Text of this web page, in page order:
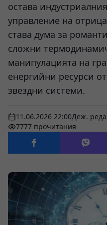
остава
управление на
става дума за
сложни
манипулацията на
енергийни ресурси
звездни системи.
11.06.2026 22:00Деж.
7777 прочитания